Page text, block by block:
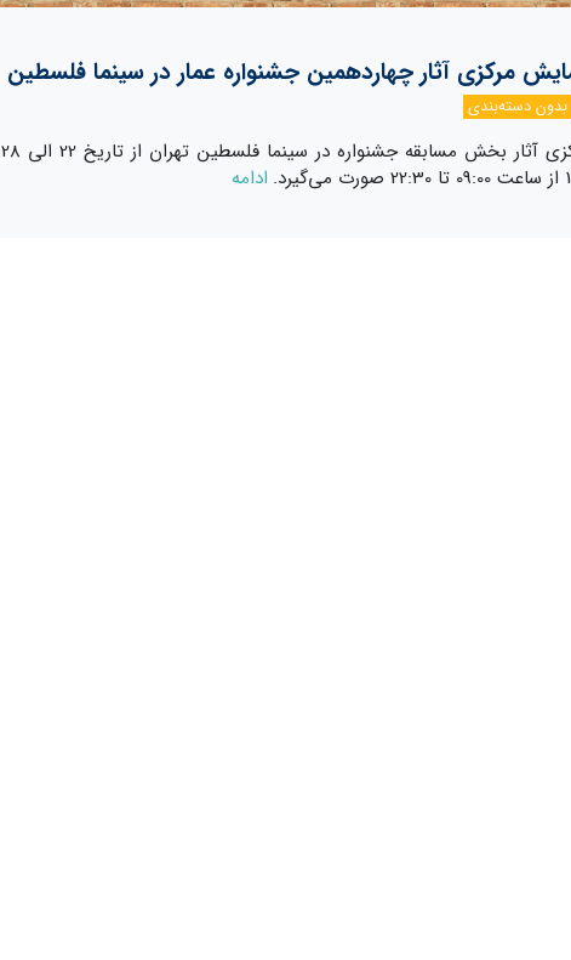
مرکزی آثار چهاردهمین جشنواره عمار در سینما فلسطین
بدون دسته‌بندی
نمایش مرکزی آثار بخش مسابقه جشنواره در سینما فلسطین تهران از تاریخ 22 الی 28
ادامه